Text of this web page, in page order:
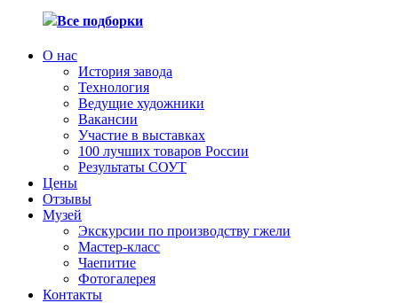
Все подборки
О нас
История завода
Технология
Ведущие художники
Вакансии
Участие в выставках
100 лучших товаров России
Результаты СОУТ
Цены
Отзывы
Музей
Экскурсии по производству гжели
Мастер-класс
Чаепитие
Фотогалерея
Контакты